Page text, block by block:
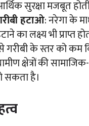
सुरक्षा मजबूत
गरीबी हटाओ: नरेगा के
का लक्ष्य भी प्राप्त
गरीबी के स्तर को कम
क्षेत्रों की
सकता है।